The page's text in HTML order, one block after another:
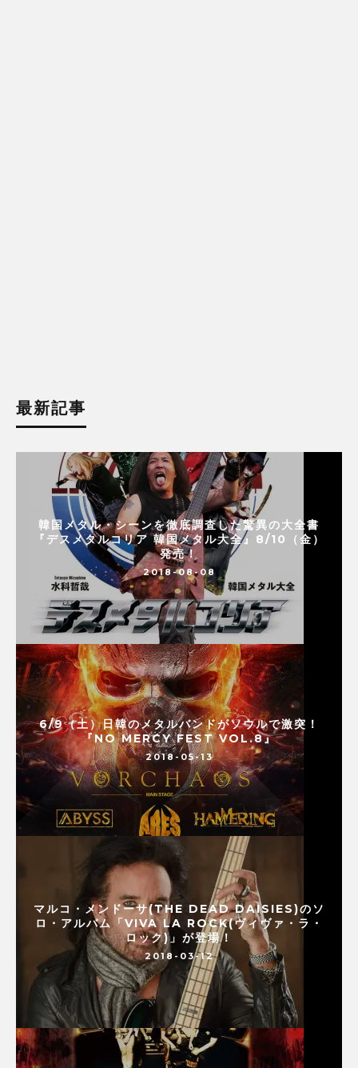
最新記事
韓国メタル・シーンを徹底調査した驚異の大全書
『デスメタルコリア 韓国メタル大全』8/10（金）
発売！
2018-08-08
6/9（土）日韓のメタルバンドがソウルで激突！
『NO MERCY FEST VOL.8』
2018-05-13
マルコ・メンドーサ(THE DEAD DAISIES)のソ
ロ・アルバム「VIVA LA ROCK(ヴィヴァ・ラ・
ロック)」が登場！
2018-03-12